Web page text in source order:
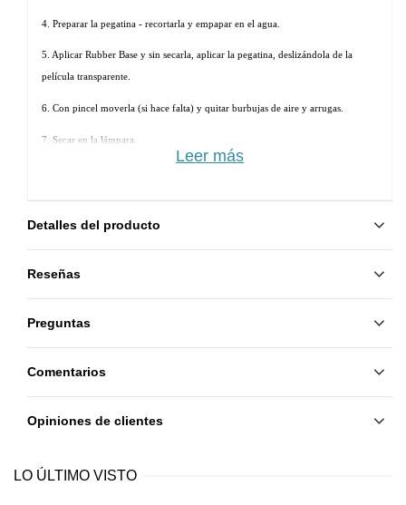
4. Preparar la pegatina - recortarla y empapar en el agua.
5. Aplicar Rubber Base y sin secarla, aplicar la pegatina, deslizándola de la
película transparente.
6. Con pincel moverla (si hace falta) y quitar burbujas de aire y arrugas.
7. Secar en la lámpara.
Leer más
Detalles del producto
Reseñas
Preguntas
Comentarios
Opiniones de clientes
LO ÚLTIMO VISTO